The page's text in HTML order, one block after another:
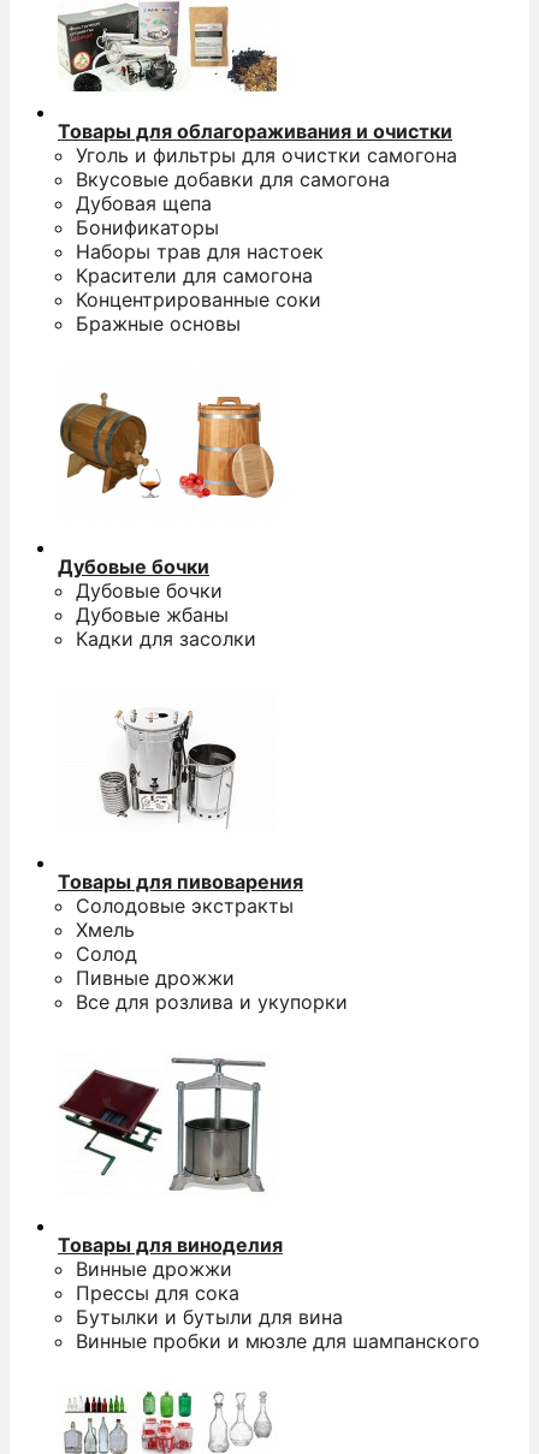
Товары для облагораживания и очистки
Уголь и фильтры для очистки самогона
Вкусовые добавки для самогона
Дубовая щепа
Бонификаторы
Наборы трав для настоек
Красители для самогона
Концентрированные соки
Бражные основы
Дубовые бочки
Дубовые бочки
Дубовые жбаны
Кадки для засолки
Товары для пивоварения
Солодовые экстракты
Хмель
Солод
Пивные дрожжи
Все для розлива и укупорки
Товары для виноделия
Винные дрожжи
Прессы для сока
Бутылки и бутыли для вина
Винные пробки и мюзле для шампанского